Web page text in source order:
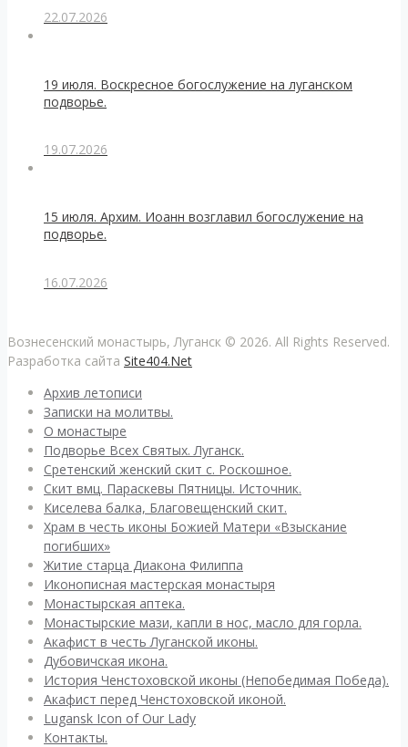
22.07.2026
19 июля. Воскресное богослужение на луганском
подворье.
19.07.2026
15 июля. Архим. Иоанн возглавил богослужение на
подворье.
16.07.2026
Вознесенский монастырь, Луганск © 2026. All Rights Reserved.
Разработка сайта Site404.Net
Архив летописи
Записки на молитвы.
О монастыре
Подворье Всех Святых. Луганск.
Сретенский женский скит с. Роскошное.
Скит вмц. Параскевы Пятницы. Источник.
Киселева балка, Благовещенский скит.
Храм в честь иконы Божией Матери «Взыскание
погибших»
Житие старца Диакона Филиппа
Иконописная мастерская монастыря
Монастырская аптека.
Монастырские мази, капли в нос, масло для горла.
Акафист в честь Луганской иконы.
Дубовичская икона.
История Ченстоховской иконы (Непобедимая Победа).
Акафист перед Ченстоховской иконой.
Lugansk Icon of Our Lady
Контакты.